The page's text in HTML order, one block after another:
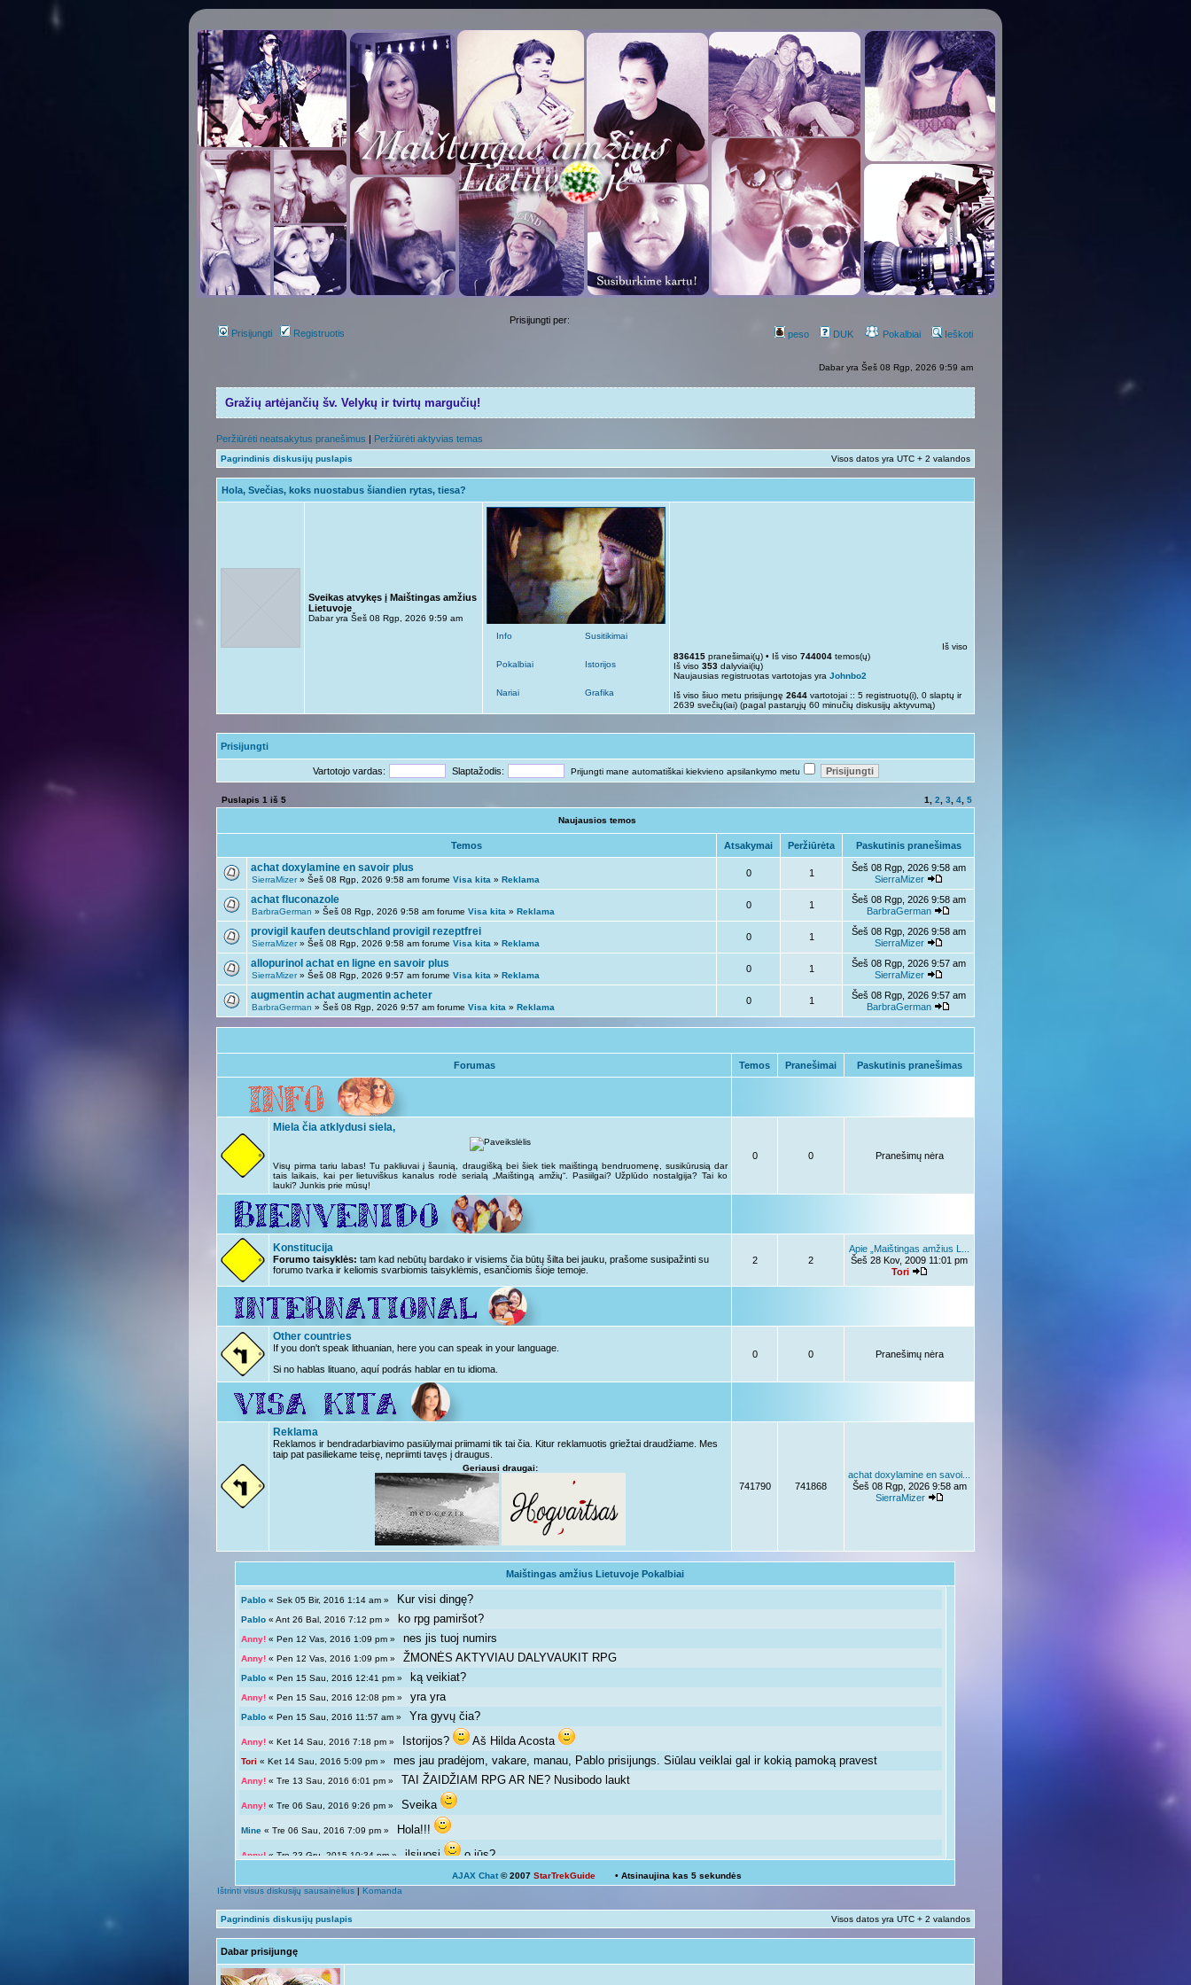
Prisijungti Registruotis
Prisijungti per:
peso
DUK Pokalbiai Ieškoti
Dabar yra Šeš 08 Rgp, 2026 9:59 am
Gražių artėjančių šv. Velykų ir tvirtų margučių!
Peržiūrėti neatsakytus pranešimus | Peržiūrėti aktyvias temas
Pagrindinis diskusijų puslapis Visos datos yra UTC + 2 valandos
Hola, Svečias, koks nuostabus šiandien rytas, tiesa?
Sveikas atvykęs į Maištingas amžius
Lietuvoje
Dabar yra Šeš 08 Rgp, 2026 9:59 am
Info
Pokalbiai
Nariai
Susitikimai
Istorijos
Grafika
Iš viso
836415 pranešimai(ų) • Iš viso 744004 temos(ų)
Iš viso 353 dalyviai(ių)
Naujausias registruotas vartotojas yra Johnbo2
Iš viso šiuo metu prisijungę 2644 vartotojai :: 5 registruotų(i), 0 slaptų ir
2639 svečių(iai) (pagal pastarųjų 60 minučių diskusijų aktyvumą)
Prisijungti
Vartotojo vardas: Slaptažodis: Prijungti mane automatiškai kiekvieno apsilankymo metu
Puslapis 1 iš 5 1 2 3 4 5
Naujausios temos
Temos Atsakymai Peržiūrėta Paskutinis pranešimas
achat doxylamine en savoir plus
SierraMizer» Šeš 08 Rgp, 2026 9:58 am forume Visa kita » Reklama
0 1
Šeš 08 Rgp, 2026 9:58 am
SierraMizer
achat fluconazole
BarbraGerman » Šeš 08 Rgp, 2026 9:58 am forume Visa kita » Reklama
0 1
Šeš 08 Rgp, 2026 9:58 am
BarbraGerman
provigil kaufen deutschland provigil rezeptfrei
SierraMizer» Šeš 08 Rgp, 2026 9:58 am forume Visa kita » Reklama
0 1
Šeš 08 Rgp, 2026 9:58 am
SierraMizer
allopurinol achat en ligne en savoir plus
SierraMizer» Šeš 08 Rgp, 2026 9:57 am forume Visa kita » Reklama
0 1
Šeš 08 Rgp, 2026 9:57 am
SierraMizer
augmentin achat augmentin acheter
BarbraGerman » Šeš 08 Rgp, 2026 9:57 am forume Visa kita » Reklama
0 1
Šeš 08 Rgp, 2026 9:57 am
BarbraGerman
Forumas Temos Pranešimai Paskutinis pranešimas
Miela čia atklydusi siela,
Visų pirma tariu labas! Tu pakliuvai į šaunią, draugišką bei šiek tiek maištingą bendruomenę, susikūrusią dar
tais laikais, kai per lietuviškus kanalus rodė serialą „Maištingą amžių“. Pasiilgai? Užplūdo nostalgija? Tai ko
lauki? Junkis prie mūsų!
0 0 Pranešimų nėra
Konstitucija
Forumo taisyklės: tam kad nebūtų bardako ir visiems čia būtų šilta bei jauku, prašome susipažinti su
forumo tvarka ir keliomis svarbiomis taisyklėmis, esančiomis šioje temoje.
2 2
Apie „Maištingas amžius L...
Šeš 28 Kov, 2009 11:01 pm
Tori
Other countries
If you don't speak lithuanian, here you can speak in your language.
Si no hablas lituano, aquí podrás hablar en tu idioma.
0 0 Pranešimų nėra
Reklama
Reklamos ir bendradarbiavimo pasiūlymai priimami tik tai čia. Kitur reklamuotis griežtai draudžiame. Mes
taip pat pasiliekame teisę, nepriimti tavęs į draugus.
Geriausi draugai:
741790 741868
achat doxylamine en savoi...
Šeš 08 Rgp, 2026 9:58 am
SierraMizer
Maištingas amžius Lietuvoje Pokalbiai
Pablo « Sek 05 Bir, 2016 1:14 am » Kur visi dingę?
Pablo « Ant 26 Bal, 2016 7:12 pm » ko rpg pamiršot?
Anny! « Pen 12 Vas, 2016 1:09 pm »nes jis tuoj numirs
Anny! « Pen 12 Vas, 2016 1:09 pm »ŽMONĖS AKTYVIAU DALYVAUKIT RPG
Pablo « Pen 15 Sau, 2016 12:41 pm » ką veikiat?
Anny! « Pen 15 Sau, 2016 12:08 pm »yra yra
Pablo « Pen 15 Sau, 2016 11:57 am » Yra gyvų čia?
Anny! « Ket 14 Sau, 2016 7:18 pm » Istorijos? Aš Hilda Acosta
Tori « Ket 14 Sau, 2016 5:09 pm »mes jau pradėjom, vakare, manau, Pablo prisijungs. Siūlau veiklai gal ir kokią pamoką pravest
Anny! « Tre 13 Sau, 2016 6:01 pm » TAI ŽAIDŽIAM RPG AR NE? Nusibodo laukt
Anny! « Tre 06 Sau, 2016 9:26 pm »Sveika
Mine « Tre 06 Sau, 2016 7:09 pm » Hola!!!
Anny! « Tre 23 Gru, 2015 10:34 pm »ilsiuosi o jūs?
Ką veikiat?
Anny!« Sek 13 Rgs, 2015 9:54 pm »galima ir atsipalaiduoti nuo mokslų
Giedryte.« Sek 13 Rgs, 2015 7:40 pm »
Anny!« Pir 07 Rgs, 2015 9:14 pm »
AJAX Chat © 2007StarTrekGuide • Atsinaujina kas5 sekundės
Ištrinti visus diskusijų sausainėlius | Komanda
Pagrindinis diskusijų puslapis Visos datos yra UTC + 2 valandos
Dabar prisijungę